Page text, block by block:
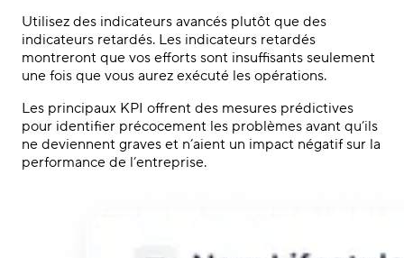
Utilisez des indicateurs avancés plutôt que des
indicateurs retardés. Les indicateurs retardés
montreront que vos efforts sont insuffisants seulement
une fois que vous aurez exécuté les opérations.
Les principaux KPI offrent des mesures prédictives
pour identifier précocement les problèmes avant qu’ils
ne deviennent graves et n’aient un impact négatif sur la
performance de l’entreprise.